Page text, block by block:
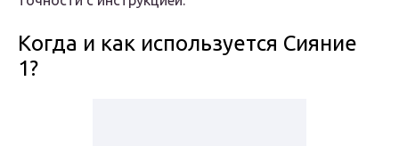
Когда и как используется Сияние
1?